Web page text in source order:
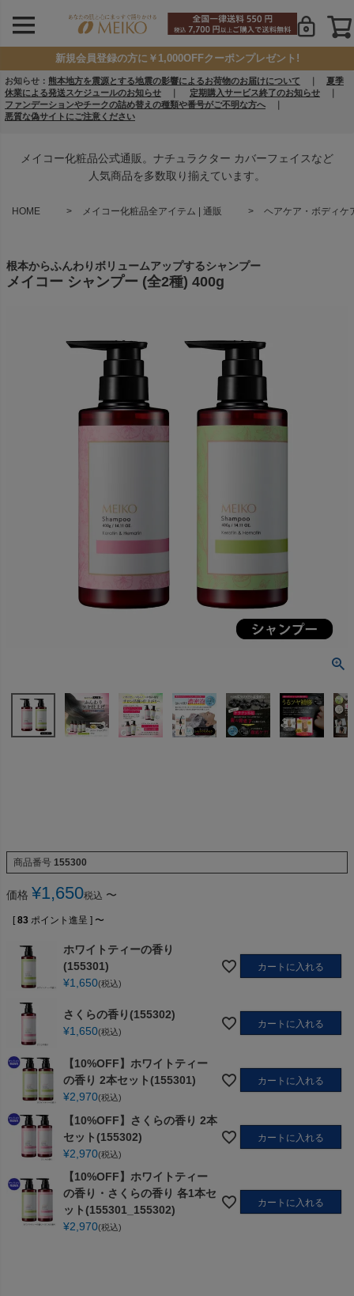
新規会員登録の方に￥1,000OFFクーポンプレゼント!
お知らせ： 熊本地方を震源とする地震の影響によるお荷物のお届けについて
夏季
休業による発送スケジュールのお知らせ
定期購入サービス終了のお知らせ
ファンデーションやチークの詰め替えの種類や番号がご不明な方へ
悪質な偽サイトにご注意ください
メイコー化粧品公式通販。ナチュラクター カバーフェイスなど
人気商品を多数取り揃えています。
HOME メイコー化粧品全アイテム | 通販 ヘアケア・ボディケ
根本からふんわりボリュームアップするシャンプー
メイコー シャンプー (全2種) 400g
商品番号 155300
価格 ¥1,650税込 〜
[ 83 ポイント進呈 ] 〜
ホワイトティーの香り
(155301)
¥1,650 税込
カートに入れる
さくらの香り(155302)
¥1,650 税込
カートに入れる
【10%OFF】ホワイトティー
の香り 2本セット(155301)
¥2,970 税込
カートに入れる
【10%OFF】さくらの香り 2本
セット(155302)
¥2,970 税込
カートに入れる
【10%OFF】ホワイトティー
の香り・さくらの香り 各1本セ
ット(155301_155302)
¥2,970 税込
カートに入れる